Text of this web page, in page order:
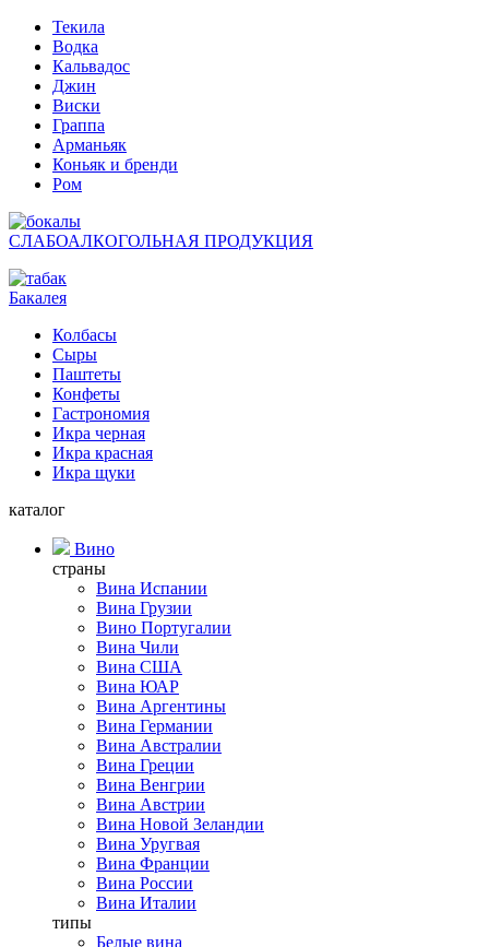
Текила
Водка
Кальвадос
Джин
Виски
Граппа
Арманьяк
Коньяк и бренди
Ром
СЛАБОАЛКОГОЛЬНАЯ ПРОДУКЦИЯ
Бакалея
Колбасы
Сыры
Паштеты
Конфеты
Гастрономия
Икра черная
Икра красная
Икра щуки
каталог
Вино
страны
Вина Испании
Вина Грузии
Вино Португалии
Вина Чили
Вина США
Вина ЮАР
Вина Аргентины
Вина Германии
Вина Австралии
Вина Греции
Вина Венгрии
Вина Австрии
Вина Новой Зеландии
Вина Уругвая
Вина Франции
Вина России
Вина Италии
типы
Белые вина